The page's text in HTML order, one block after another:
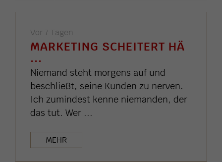
Vor 7 Tagen
MARKETING SCHEITERT HÄ
...
Niemand steht morgens auf und
beschließt, seine Kunden zu nerven.
Ich zumindest kenne niemanden, der
das tut. Wer ...
MEHR